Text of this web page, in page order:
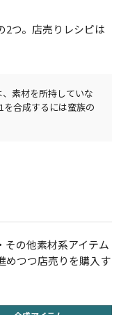
2つ。店売りレシピは
素材を所持していな
を合成するには蛮族の
その他素材系アイテム
めつつ店売りを購入す